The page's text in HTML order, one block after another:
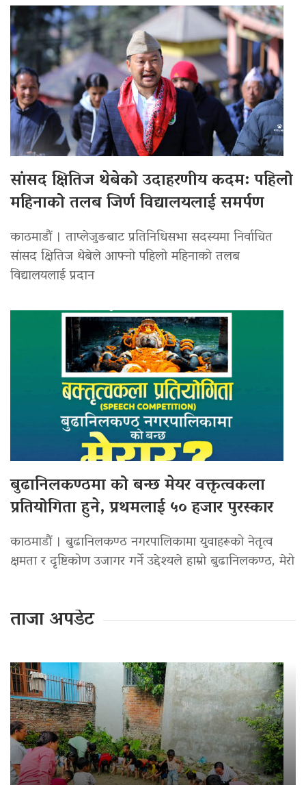
सांसद क्षितिज थेबेको उदाहरणीय कदम: पहिलो
महिनाको तलब जिर्ण विद्यालयलाई समर्पण
काठमाडौं । ताप्लेजुङबाट प्रतिनिधिसभा सदस्यमा निर्वाचित
सांसद क्षितिज थेबेले आफ्नो पहिलो महिनाको तलब
विद्यालयलाई प्रदान
बुढानिलकण्ठमा को बन्छ मेयर वक्तृत्वकला
प्रतियोगिता हुने, प्रथमलाई ५० हजार पुरस्कार
काठमाडौं । बुढानिलकण्ठ नगरपालिकामा युवाहरूको नेतृत्व
क्षमता र दृष्टिकोण उजागर गर्ने उद्देश्यले हाम्रो बुढानिलकण्ठ, मेरो
ताजा अपडेट